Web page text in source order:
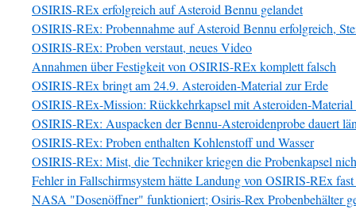
OSIRIS-REx erfolgreich auf Asteroid Bennu gelandet
OSIRIS-REx: Probennahme auf Asteroid Bennu erfolgreich,
OSIRIS-REx: Proben verstaut, neues Video
Annahmen über Festigkeit von OSIRIS-REx komplett falsch
OSIRIS-REx bringt am 24.9. Asteroiden-Material zur Erde
OSIRIS-REx-Mission: Rückkehrkapsel mit Asteroiden-Material
OSIRIS-REx: Auspacken der Bennu-Asteroidenprobe dauert
OSIRIS-REx: Proben enthalten Kohlenstoff und Wasser
OSIRIS-REx: Mist, die Techniker kriegen die Probenkapsel
Fehler in Fallschirmsystem hätte Landung von OSIRIS-REx
NASA "Dosenöffner" funktioniert; Osiris-Rex Probenbehälter